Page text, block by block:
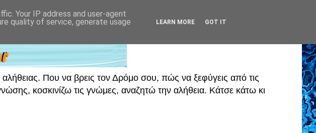
Που να βρεις τον Δρόμο σου, πώς να ξεφύγεις από τις
κοσκινίζω τις γνώμες, αναζητώ την αλήθεια. Κάτσε κάτω κι
Your IP address and user-agent
quality of service, generate usage
LEARN MORE GOT IT